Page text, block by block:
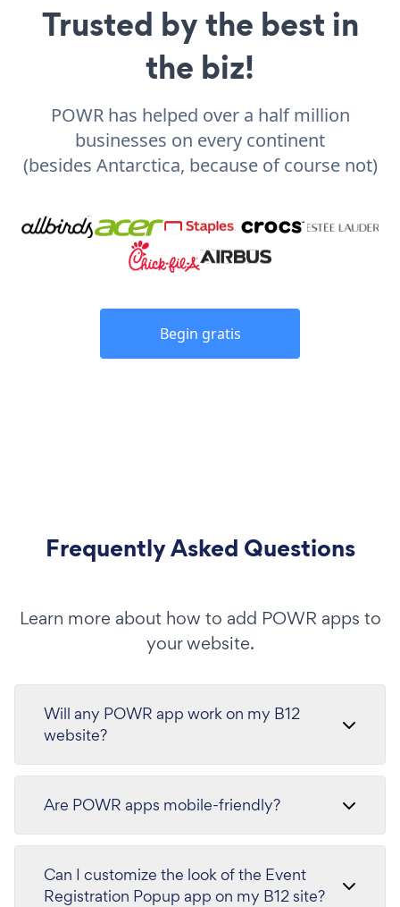
Trusted by the best in
the biz!
POWR has helped over a half million
businesses on every continent
(besides Antarctica, because of course not)
Begin gratis
Frequently Asked Questions
Learn more about how to add POWR apps to
your website.
Will any POWR app work on my B12
website?
Are POWR apps mobile-friendly?
Can I customize the look of the Event
Registration Popup app on my B12 site?